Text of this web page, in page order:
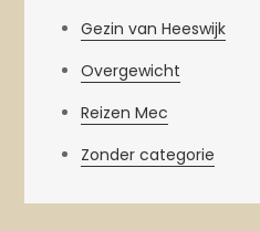
Gezin van Heeswijk
Overgewicht
Reizen Mec
Zonder categorie